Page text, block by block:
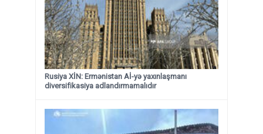
Rusiya XİN: Ermənistan Aİ-yə yaxınlaşmanı
diversifikasiya adlandırmamalıdır